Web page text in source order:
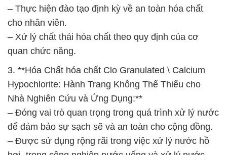
– Thực hiện đào tạo định kỳ về an toàn hóa chất
cho nhân viên.
– Xử lý chất thải hóa chất theo quy định của cơ
quan chức năng.
3. **Hóa Chất hóa chất Clo Granulated \ Calcium
Hypochlorite: Hành Trang Không Thể Thiếu cho
Nhà Nghiên Cứu và Ứng Dụng:**
– Đóng vai trò quan trọng trong quá trình xử lý nước
để đảm bảo sự sạch sẽ và an toàn cho cộng đồng.
– Được sử dụng rộng rãi trong việc xử lý nước hồ